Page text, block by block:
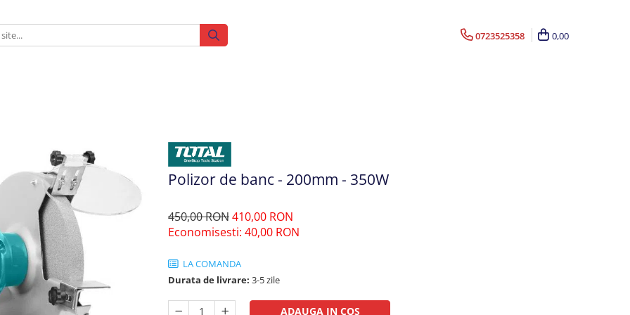
0723525358 0,00
Polizor de banc - 200mm - 350W
450,00 RON410,00 RON
Economisesti: 40,00 RON
LA COMANDA
Durata de livrare: 3-5 zile
ADAUGA IN COS